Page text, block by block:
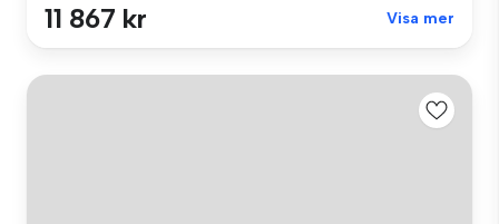
11 867 kr Visa mer